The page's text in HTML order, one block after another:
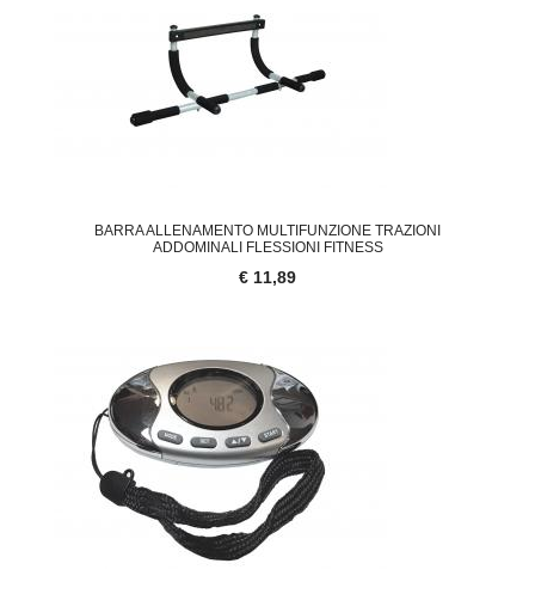
BARRA ALLENAMENTO MULTIFUNZIONE TRAZIONI
ADDOMINALI FLESSIONI FITNESS
€ 11,89